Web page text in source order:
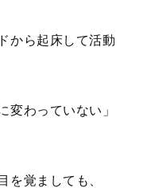
から起床して活動
変わっていない」
を覚ましても、